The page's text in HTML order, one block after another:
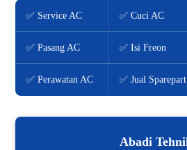
✅ Service AC ✅ Cuci AC
✅ Pasang AC ✅ Isi Freon
✅ Perawatan AC ✅ Jual Sparepart
Abadi